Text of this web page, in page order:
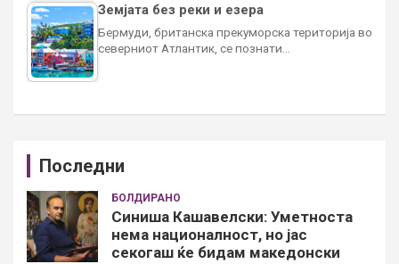
Земјата без реки и езера
Бермуди, британска прекуморска територија во
северниот Атлантик, се познати…
Последни
БОЛДИРАНО
Синиша Кашавелски: Уметноста
нема националност, но јас
секогаш ќе бидам македонски